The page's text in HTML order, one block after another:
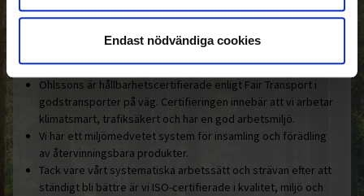
Endast nödvändiga cookies
Ohlssonsgruppen är vårt hållbara
Ohlssons är hållbarhetscertifierade enligt Fair Transport i
godstransporter på väg. Certifieringen innebär att vi arbetar
klimatsmart, trafiksäkert och har en god arbetsmiljö.
Vi har ett miljömedvetet system för insamling och förädling
av återvinningsbara produkter.
Tack vare vårt systematiska arbetssätt och strävan efter att
ständigt bli bättre är vi ISO-certifierade i kvalitet, miljö och